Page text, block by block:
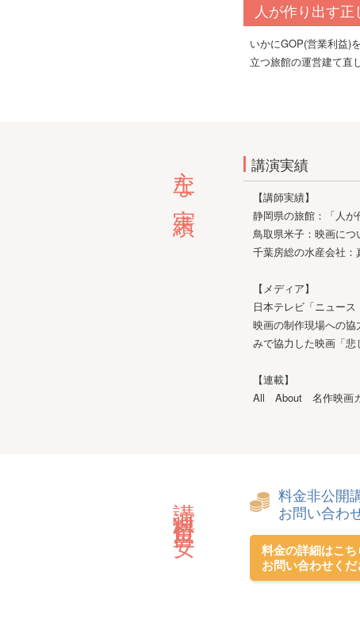
人が作り出す
いかにGOP(営業利益)
立つ旅館の運営建て直
主な実績 講演実績
【講師実績】
静岡県の旅館：「人が
鳥取県米子：映画につ
千葉房総の水産会社
【メディア】
日本テレビ「ニュー
映画の制作現場への
みで協力した映画「悲
【連載】
All About 名作映画ガ
講演料金目安
料金非公開
お問い合わ
料金の詳細はこち
お問い合わせくだ